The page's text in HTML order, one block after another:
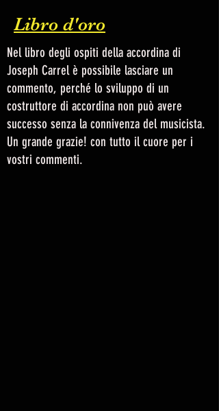
Libro d'oro
Nel libro degli ospiti della accordina di
Joseph Carrel è possibile lasciare un
commento, perché lo sviluppo di un
costruttore di accordina non può avere
successo senza la connivenza del musicista.
Un grande grazie! con tutto il cuore per i
vostri commenti.